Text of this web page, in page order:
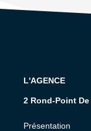
L'AGENCE
2 Rond-Point
Présentation